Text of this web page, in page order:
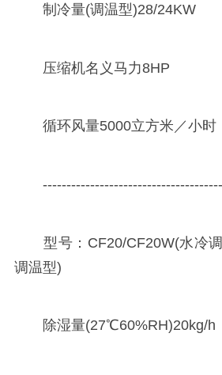
制冷量(调温型)28/24KW
压缩机名义马力8HP
循环风量5000立方米／小时
型号：CF20/CF20W(水冷调
调温型)
除湿量(27℃60%RH)20kg/h